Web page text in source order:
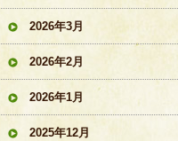
2026年3月
2026年2月
2026年1月
2025年12月